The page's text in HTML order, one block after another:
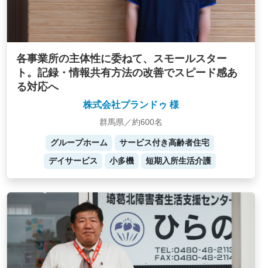
各事業所の主体性に委ねて、スモールスター
ト。記録・情報共有方法の改善でスピード感あ
る対応へ
株式会社プランドゥ 様
群馬県／約600名
グループホーム
サービス付き高齢者住宅
デイサービス
小多機 短期入所生活介護